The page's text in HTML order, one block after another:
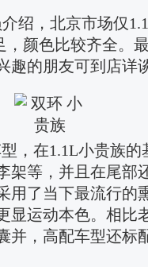
绍，北京市场仅
，颜色比较齐全。
趣的朋友可到店详
，在1.1L小贵族的
架等，并且在尾部
用了当下最流行的
显运动本色。相比
并，高配车型还标